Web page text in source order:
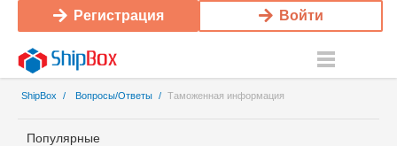
Регистрация Войти
ShipBox / Вопросы/Ответы / Таможенная информация
Популярные